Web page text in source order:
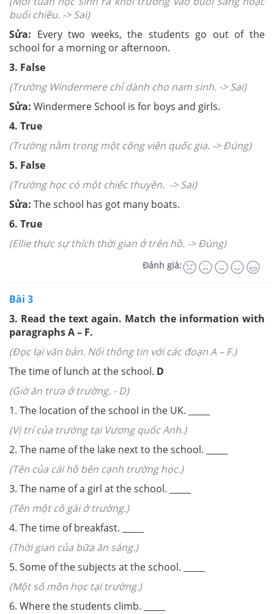
buổi chiều. -> Sai)
Sửa: Every two weeks, the students go out of the
school for a morning or afternoon.
3. False
(Trường Windermere chỉ dành cho nam sinh. -> Sai)
Sửa: Windermere School is for boys and girls.
4. True
(Trường nằm trong một công viên quốc gia. -> Đúng)
5. False
(Trường học có một chiếc thuyền. -> Sai)
Sửa: The school has got many boats.
6. True
(Ellie thực sự thích thời gian ở trên hồ. -> Đúng)
Đánh giá:
Bài 3
3. Read the text again. Match the information with
paragraphs A – F.
(Đọc lại văn bản. Nối thông tin với các đoạn A – F.)
The time of lunch at the school. D
(Giờ ăn trưa ở trường. - D)
1. The location of the school in the UK. _____
(Vị trí của trường tại Vương quốc Anh.)
2. The name of the lake next to the school. _____
(Tên của cái hồ bên cạnh trường học.)
3. The name of a girl at the school. _____
(Tên một cô gái ở trường.)
4. The time of breakfast. _____
(Thời gian của bữa ăn sáng.)
5. Some of the subjects at the school. _____
(Một số môn học tại trường.)
6. Where the students climb. _____